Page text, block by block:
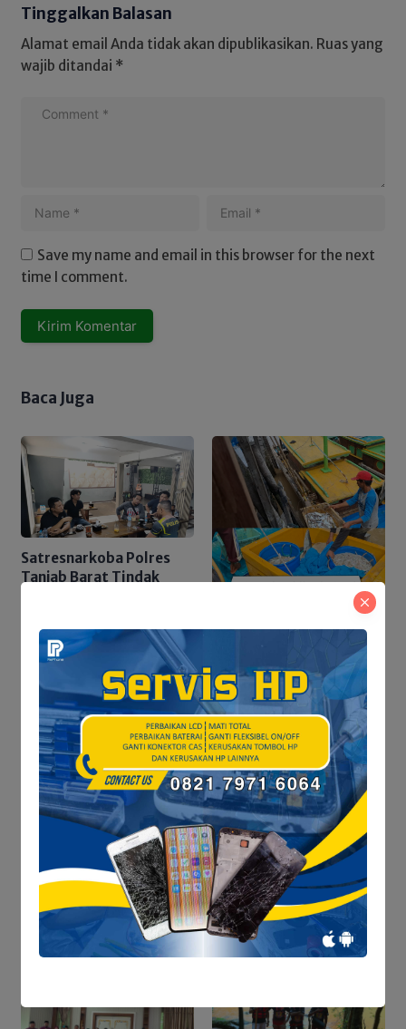
Tinggalkan Balasan
Alamat email Anda tidak akan dipublikasikan. Ruas yang
wajib ditandai *
Save my name and email in this browser for the next
time I comment.
Baca Juga
Satresnarkoba Polres
Tanjab Barat Tindak
Laporan Resmi
Dari Laut Kuala Tungkal
Aktivitas Nelayan Masih
Bergeliat
PPDB Tanjab Barat
Dibuka Akhir Juni, Disdik
Siapkan Lebih dari 12
Ribu Kuota dan
Sejumlah Penggiat Seni,
Sukses Gelar Kompetisi
Stand-Up Comedy